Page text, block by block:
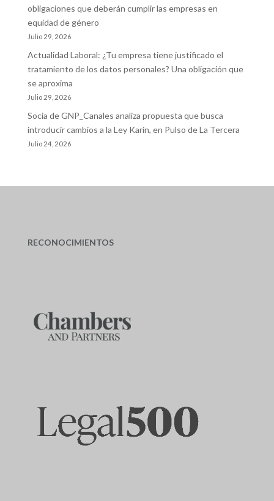
obligaciones que deberán cumplir las empresas en
equidad de género
Julio 29, 2026
Actualidad Laboral: ¿Tu empresa tiene justificado el
tratamiento de los datos personales? Una obligación que
se aproxima
Julio 29, 2026
Socia de GNP_Canales analiza propuesta que busca
introducir cambios a la Ley Karin, en Pulso de La Tercera
Julio 24, 2026
RECONOCIMIENTOS